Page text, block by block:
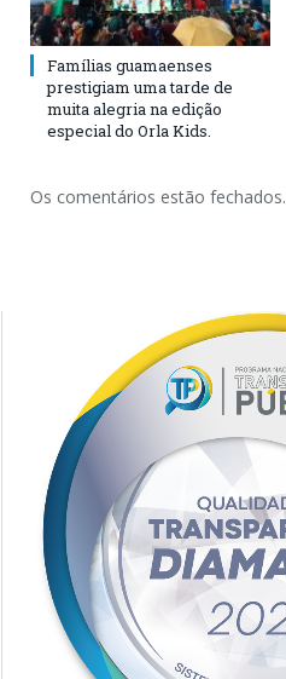
Famílias guamaenses
prestigiam uma tarde de
muita alegria na edição
especial do Orla Kids.
Os comentários estão fechados.